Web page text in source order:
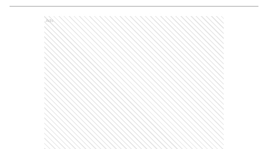
Ads